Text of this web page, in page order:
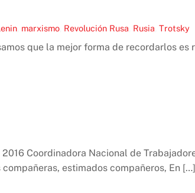
marxismo Revolución Rusa Rusia Trotsky
que la mejor forma de recordarlos es
Coordinadora Nacional de
estimados compañeros, En […]